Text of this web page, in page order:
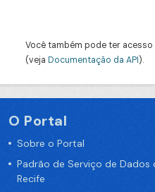
Você também pode ter
(veja Documentação da API).
O Portal
Sobre o Portal
Padrão de Serviço de
Recife